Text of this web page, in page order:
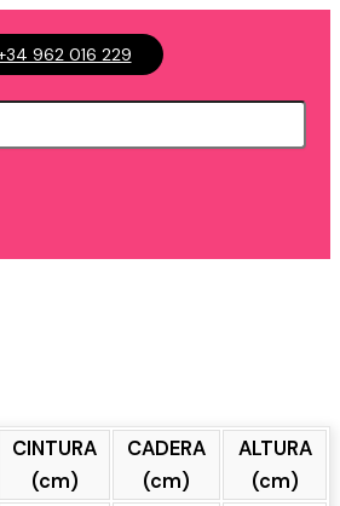
962 016 229
CINTURA
(cm)
CADERA
(cm)
ALTURA
(cm)